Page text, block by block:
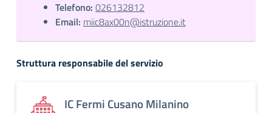
Telefono: 026132812
Email: miic8ax00n@istruzione.it
Struttura responsabile del servizio
IC Fermi Cusano Milanino